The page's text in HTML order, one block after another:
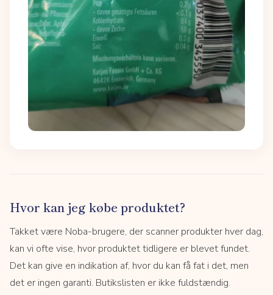
Hvor kan jeg købe produktet?
Takket være Noba-brugere, der scanner produkter hver dag,
kan vi ofte vise, hvor produktet tidligere er blevet fundet.
Det kan give en indikation af, hvor du kan få fat i det, men
det er ingen garanti. Butikslisten er ikke fuldstændig.